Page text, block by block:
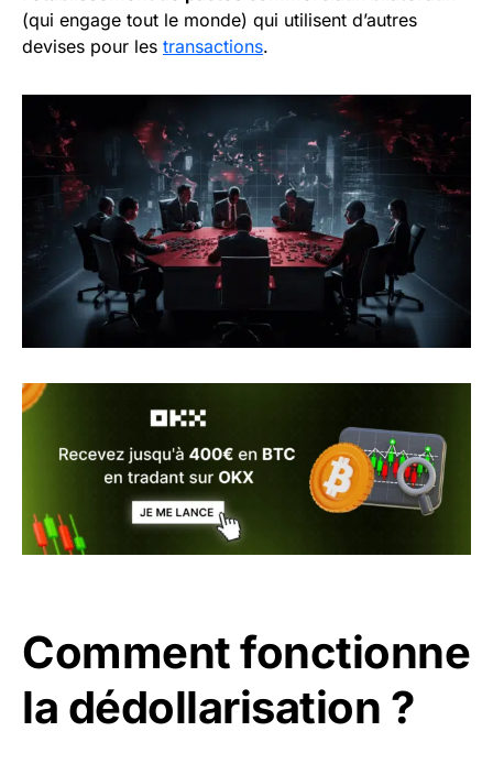
(qui engage tout le monde) qui utilisent d’autres
devises pour les transactions.
Comment fonctionne
la dédollarisation ?